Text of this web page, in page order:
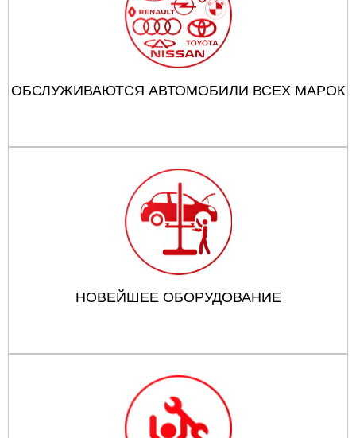
ОБСЛУЖИВАЮТСЯ АВТОМОБИЛИ ВСЕХ МАРОК
НОВЕЙШЕЕ ОБОРУДОВАНИЕ